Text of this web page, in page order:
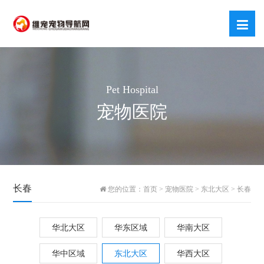
Pet Hospital
宠物医院
长春 您的位置： 首页> 宠物医院 > 东北大区 > 长春
华北大区 华东区域 华南大区
华中区域 东北大区 华西大区